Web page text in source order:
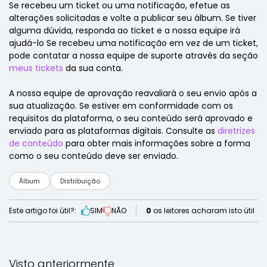
Se recebeu um ticket ou uma notificação, efetue as
alterações solicitadas e volte a publicar seu álbum. Se tiver
alguma dúvida, responda ao ticket e a nossa equipe irá
ajudá-lo Se recebeu uma notificação em vez de um ticket,
pode contatar a nossa equipe de suporte através da seção
meus tickets da sua conta.
A nossa equipe de aprovação reavaliará o seu envio após a
sua atualização. Se estiver em conformidade com os
requisitos da plataforma, o seu conteúdo será aprovado e
enviado para as plataformas digitais. Consulte as diretrizes
de conteúdo para obter mais informações sobre a forma
como o seu conteúdo deve ser enviado.
Álbum Distribuição
Este artigo foi útil?: SIM NÃO 0 os leitores acharam isto útil
Visto anteriormente